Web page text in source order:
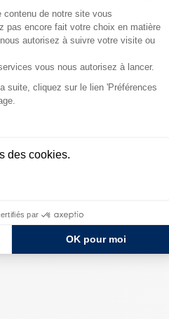
du
de notre site vous
pas encore fait votre choix en matière
autorisez à suivre votre visite ou
vous nous autorisez à lancer.
suite, cliquez sur le lien 'Préférences
des cookies.
par
OK pour moi